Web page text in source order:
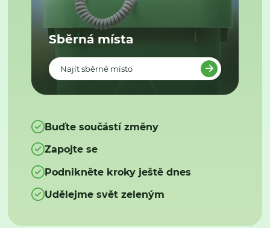
Sběrná místa
Najít sběrné místo
Buďte součástí změny
Zapojte se
Podnikněte kroky ještě dnes
Udělejme svět zeleným